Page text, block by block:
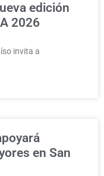
edición
2026
invita a
en San